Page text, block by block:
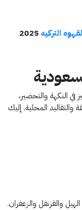
التركيه
النكهة والتحضير،
المحلية. إليك
والقرنفل والزعفران.